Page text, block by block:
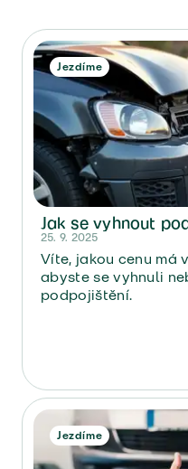
Jezdíme
Jak se vyhnout
25. 9. 2025
Víte, jakou cenu má
abyste se vyhnuli
podpojištění.
Jezdíme